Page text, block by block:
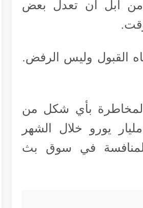
من آبل أن تعدل بعض
القبول وليس الرفض.
بأي شكل من
الأشكال. حيث إنها بالفعل تعرضت لغرامة حوالي 1.84 مليار يورو خلال الشهر
في سوق بث